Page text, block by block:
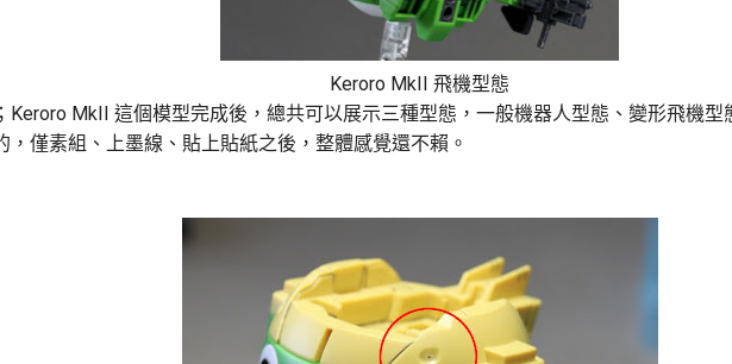
Keroro MkII 飛機型態
Keroro MkII 這個模型完成後，總共可以展示三種型態，一般機器人型態、變形飛機型
，僅素組、上墨線、貼上貼紙之後，整體感覺還不賴。